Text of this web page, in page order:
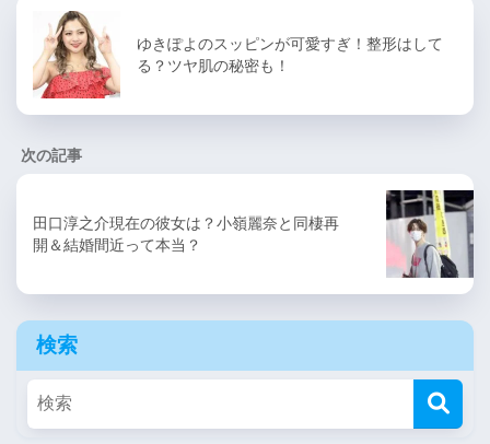
ゆきぽよのスッピンが可愛すぎ！整形はして
る？ツヤ肌の秘密も！
次の記事
田口淳之介現在の彼女は？小嶺麗奈と同棲再
開＆結婚間近って本当？
検索